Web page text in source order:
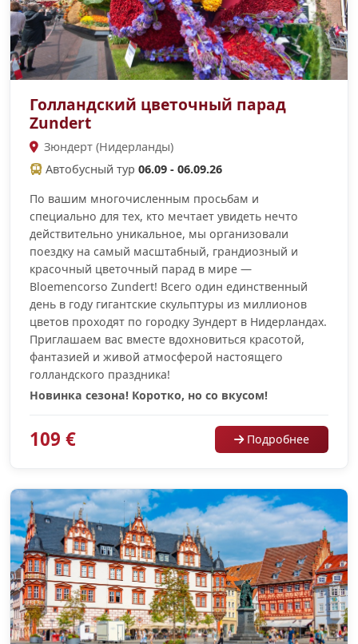
Голландский цветочный парад
Zundert
Зюндерт (Нидерланды)
Автобусный тур 06.09 - 06.09.26
По вашим многочисленным просьбам и
специально для тех, кто мечтает увидеть нечто
действительно уникальное, мы организовали
поездку на самый масштабный, грандиозный и
красочный цветочный парад в мире —
Bloemencorso Zundert! Всего один единственный
день в году гигантские скульптуры из миллионов
цветов проходят по городку Зундерт в Нидерландах.
Приглашаем вас вместе вдохновиться красотой,
фантазией и живой атмосферой настоящего
голландского праздника!
Новинка сезона! Коротко, но со вкусом!
109 € Подробнее